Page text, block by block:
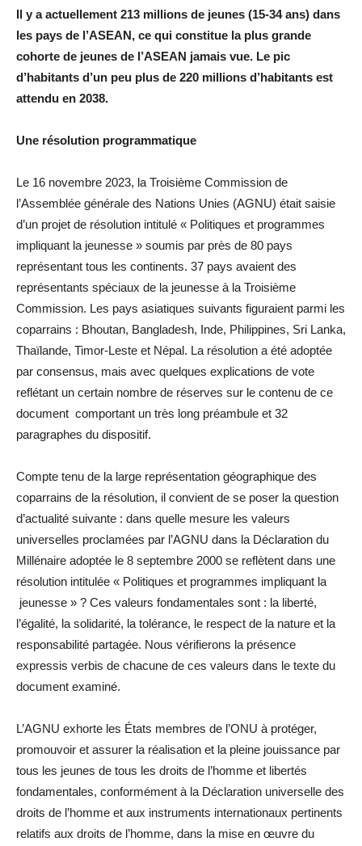
Il y a actuellement 213 millions de jeunes (15-34 ans) dans
les pays de l’ASEAN, ce qui constitue la plus grande
cohorte de jeunes de l’ASEAN jamais vue. Le pic
d’habitants d’un peu plus de 220 millions d’habitants est
attendu en 2038.
Une résolution programmatique
Le 16 novembre 2023, la Troisième Commission de
l’Assemblée générale des Nations Unies (AGNU) était saisie
d’un projet de résolution intitulé « Politiques et programmes
impliquant la jeunesse » soumis par près de 80 pays
représentant tous les continents. 37 pays avaient des
représentants spéciaux de la jeunesse à la Troisième
Commission. Les pays asiatiques suivants figuraient parmi les
coparrains : Bhoutan, Bangladesh, Inde, Philippines, Sri Lanka,
Thaïlande, Timor-Leste et Népal. La résolution a été adoptée
par consensus, mais avec quelques explications de vote
reflétant un certain nombre de réserves sur le contenu de ce
document comportant un très long préambule et 32
paragraphes du dispositif.
Compte tenu de la large représentation géographique des
coparrains de la résolution, il convient de se poser la question
d’actualité suivante : dans quelle mesure les valeurs
universelles proclamées par l’AGNU dans la Déclaration du
Millénaire adoptée le 8 septembre 2000 se reflètent dans une
résolution intitulée « Politiques et programmes impliquant la
jeunesse » ? Ces valeurs fondamentales sont : la liberté,
l’égalité, la solidarité, la tolérance, le respect de la nature et la
responsabilité partagée. Nous vérifierons la présence
expressis verbis de chacune de ces valeurs dans le texte du
document examiné.
L’AGNU exhorte les États membres de l’ONU à protéger,
promouvoir et assurer la réalisation et la pleine jouissance par
tous les jeunes de tous les droits de l’homme et libertés
fondamentales, conformément à la Déclaration universelle des
droits de l’homme et aux instruments internationaux pertinents
relatifs aux droits de l’homme, dans la mise en œuvre du